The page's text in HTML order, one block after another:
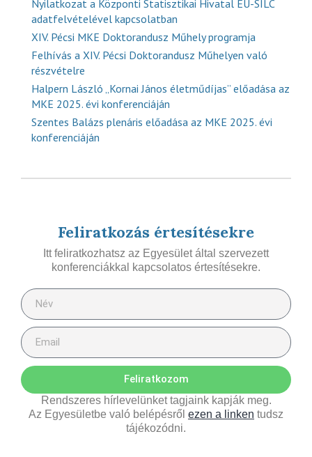
Nyilatkozat a Központi Statisztikai Hivatal EU-SILC
adatfelvételével kapcsolatban
XIV. Pécsi MKE Doktorandusz Műhely programja
Felhívás a XIV. Pécsi Doktorandusz Műhelyen való
részvételre
Halpern László „Kornai János életműdíjas” előadása az
MKE 2025. évi konferenciáján
Szentes Balázs plenáris előadása az MKE 2025. évi
konferenciáján
Feliratkozás értesítésekre
Itt feliratkozhatsz az Egyesület által szervezett
konferenciákkal kapcsolatos értesítésekre.
Feliratkozom
Rendszeres hírlevelünket tagjaink kapják meg.
Az Egyesületbe való belépésről ezen a linken tudsz
tájékozódni.